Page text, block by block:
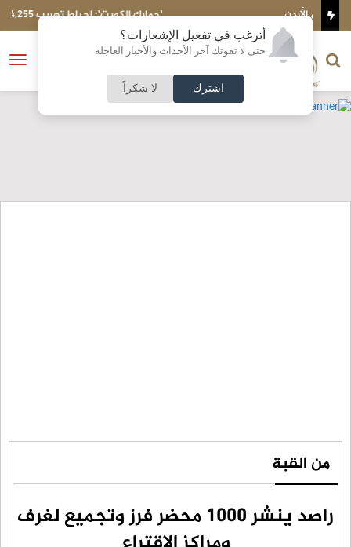
أترغب في تفعيل الإشعارات؟
حتى لا تفوتك آخر الأحداث والأخبار العاجلة
اشترك لا شكراً
'جمارك الكويت': إحباط تهريب 4,255 حبة 'كبتاغون' مع
سورية
فتح
الناشر و رئيس التحرير
النسخة الكاملة
من القبة
راصد ينشر 1000 محضر فرز وتجميع لغرف